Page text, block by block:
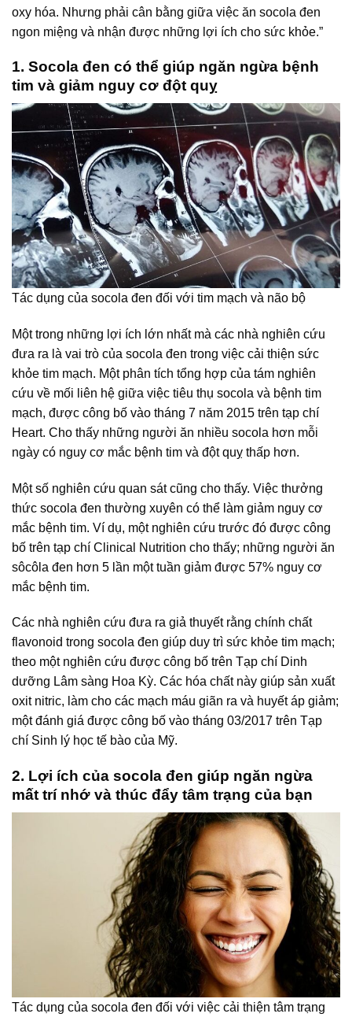
oxy hóa. Nhưng phải cân bằng giữa việc ăn socola đen
ngon miệng và nhận được những lợi ích cho sức khỏe.”
1. Socola đen có thể giúp ngăn ngừa bệnh
tim và giảm nguy cơ đột quỵ
Tác dụng của socola đen đối với tim mạch và não bộ
Một trong những lợi ích lớn nhất mà các nhà nghiên cứu
đưa ra là vai trò của socola đen trong việc cải thiện sức
khỏe tim mạch. Một phân tích tổng hợp của tám nghiên
cứu về mối liên hệ giữa việc tiêu thụ socola và bệnh tim
mạch, được công bố vào tháng 7 năm 2015 trên tạp chí
Heart. Cho thấy những người ăn nhiều socola hơn mỗi
ngày có nguy cơ mắc bệnh tim và đột quỵ thấp hơn.
Một số nghiên cứu quan sát cũng cho thấy. Việc thưởng
thức socola đen thường xuyên có thể làm giảm nguy cơ
mắc bệnh tim. Ví dụ, một nghiên cứu trước đó được công
bố trên tạp chí Clinical Nutrition cho thấy; những người ăn
sôcôla đen hơn 5 lần một tuần giảm được 57% nguy cơ
mắc bệnh tim.
Các nhà nghiên cứu đưa ra giả thuyết rằng chính chất
flavonoid trong socola đen giúp duy trì sức khỏe tim mạch;
theo một nghiên cứu được công bố trên Tạp chí Dinh
dưỡng Lâm sàng Hoa Kỳ. Các hóa chất này giúp sản xuất
oxit nitric, làm cho các mạch máu giãn ra và huyết áp giảm;
một đánh giá được công bố vào tháng 03/2017 trên Tạp
chí Sinh lý học tế bào của Mỹ.
2. Lợi ích của socola đen giúp ngăn ngừa
mất trí nhớ và thúc đẩy tâm trạng của bạn
Tác dụng của socola đen đối với việc cải thiện tâm trạng